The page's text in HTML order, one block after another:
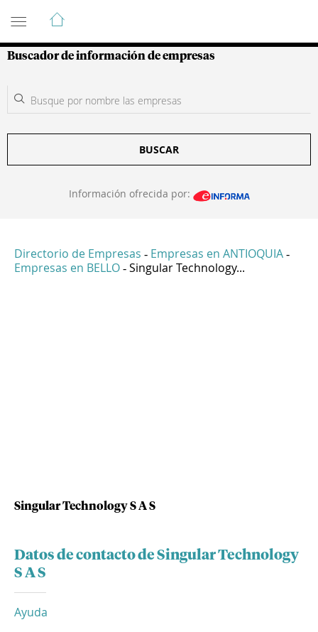
Guía de Empresas Colombianas
Buscador de información de empresas
BUSCAR
Información ofrecida por:
Directorio de Empresas - Empresas en ANTIOQUIA -
Empresas en BELLO - Singular Technology...
Singular Technology S A S
Datos de contacto de Singular Technology
S A S
Ayuda